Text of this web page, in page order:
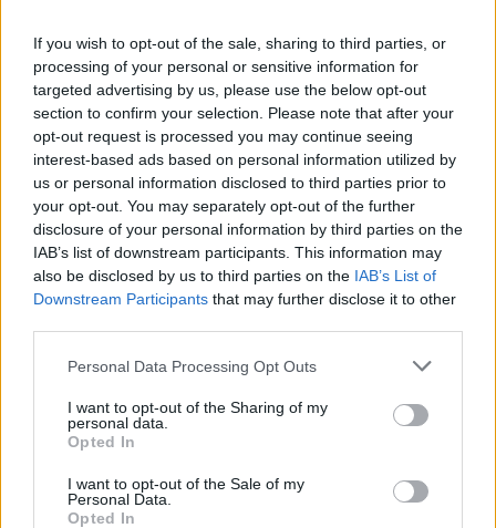
If you wish to opt-out of the sale, sharing to third parties, or
processing of your personal or sensitive information for
targeted advertising by us, please use the below opt-out
section to confirm your selection. Please note that after your
opt-out request is processed you may continue seeing
interest-based ads based on personal information utilized by
us or personal information disclosed to third parties prior to
your opt-out. You may separately opt-out of the further
disclosure of your personal information by third parties on the
IAB’s list of downstream participants. This information may
also be disclosed by us to third parties on the IAB’s List of
Downstream Participants that may further disclose it to other
Please note that this website/app uses one or more Google
not limited to your visit or usage behaviour. You may click to
grant or deny consent to Google and its third-party tags to
use your data for below specified purposes in below Google
consent section.
Personal Data Processing Opt Outs
I want to opt-out of the Sharing of my
personal data.
Opted In
I want to opt-out of the Sale of my
Personal Data.
Opted In
nazionale.
La finale sarà visibile a tutti grazie a una copertura
televisiva estesa, con dirette su
SuperTennis
Rai, consentendo a milioni di appassionati di vivere
un evento che potrebbe diventare leggendario
nella storia dello sport italiano.
AUTORE
Staff